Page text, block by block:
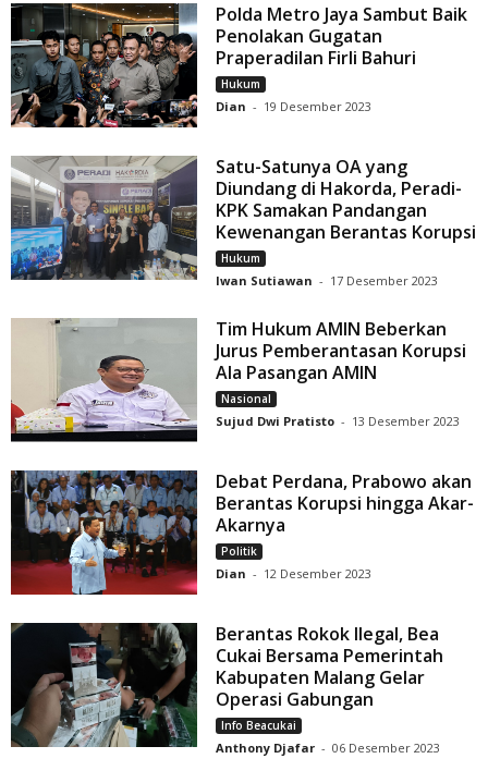
Polda Metro Jaya Sambut Baik
Penolakan Gugatan
Praperadilan Firli Bahuri
Hukum
Dian - 19 Desember 2023
Satu-Satunya OA yang
Diundang di Hakorda, Peradi-
KPK Samakan Pandangan
Kewenangan Berantas Korupsi
Hukum
Iwan Sutiawan - 17 Desember 2023
Tim Hukum AMIN Beberkan
Jurus Pemberantasan Korupsi
Ala Pasangan AMIN
Nasional
Sujud Dwi Pratisto - 13 Desember 2023
Debat Perdana, Prabowo akan
Berantas Korupsi hingga Akar-
Akarnya
Politik
Dian - 12 Desember 2023
Berantas Rokok Ilegal, Bea
Cukai Bersama Pemerintah
Kabupaten Malang Gelar
Operasi Gabungan
Info Beacukai
Anthony Djafar - 06 Desember 2023